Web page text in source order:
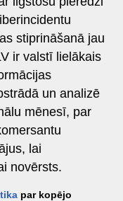
stiprināšanā jau
ir valstī lielākais
un analizē
mēnesī, par
lai
novērsts.
par kopējo